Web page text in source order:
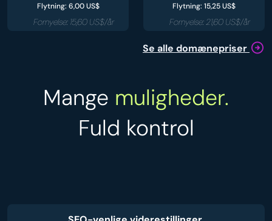
Flytning: 6,00 US$
Fornyelse: 15,60 US$/år
Flytning: 15,25 US$
Fornyelse: 21,60 US$/år
Se alle domænepriser
Mange muligheder.
Fuld kontrol